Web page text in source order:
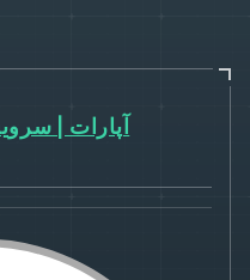
آپارات |